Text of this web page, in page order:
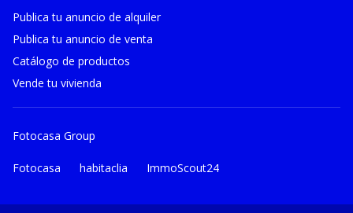
Publica tu anuncio de alquiler
Publica tu anuncio de venta
Catálogo de productos
Vende tu vivienda
Fotocasa Group
Fotocasa habitaclia ImmoScout24